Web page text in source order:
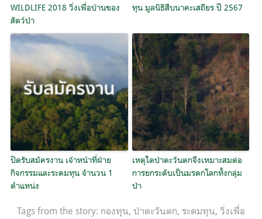
WILDLIFE 2018 วิ่งเพื่อบ้านของ
สัตว์ป่า
ทุน มูลนิธิสืบนาคะเสถียร ปี 2567
ปิดรับสมัครงาน เจ้าหน้าที่ฝ่าย
กิจกรรมและระดมทุน จำนวน 1
ตำแหน่ง
เหตุใดป่าตะวันตกจึงเหมาะสมต่อ
การยกระดับเป็นมรดกโลกทั้งกลุ่ม
ป่า
Tags from the story: กองทุน, ป่าตะวันตก, ระดมทุน, วิ่งเพื่อ